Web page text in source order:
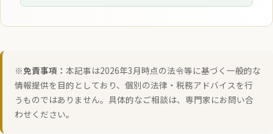
※免責事項： 本記事は2026年3月時点の法令等に基づく一般的な
情報提供を目的としており、個別の法律・税務アドバイスを行
うものではありません。具体的なご相談は、専門家にお問い合
わせください。